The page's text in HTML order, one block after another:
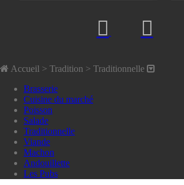
Accueil > Tradition > Traditionnelle
Brasserie
Cuisine du marché
Poisson
Salade
Traditionnelle
Viande
Machon
Andouillette
Les Pubs